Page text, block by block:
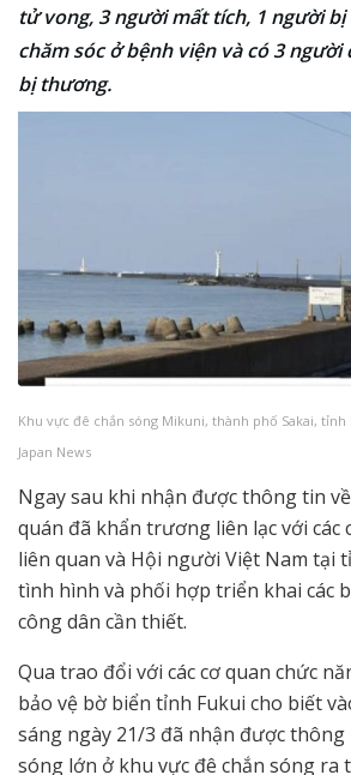
tử vong, 3 người mất tích, 1 người
chăm sóc ở bệnh viện và có 3
bị thương.
Khu vực đê chắn sóng Mikuni, thành phố Sakai, tỉnh
Japan News
Ngay sau khi nhận được thông tin
quán đã khẩn trương liên lạc với các
liên quan và Hội người Việt Nam tại
tình hình và phối hợp triển khai các
công dân cần thiết.
Qua trao đổi với các cơ quan chức
bảo vệ bờ biển tỉnh Fukui cho biết
sáng ngày 21/3 đã nhận được thông
sóng lớn ở khu vực đê chắn sóng ra